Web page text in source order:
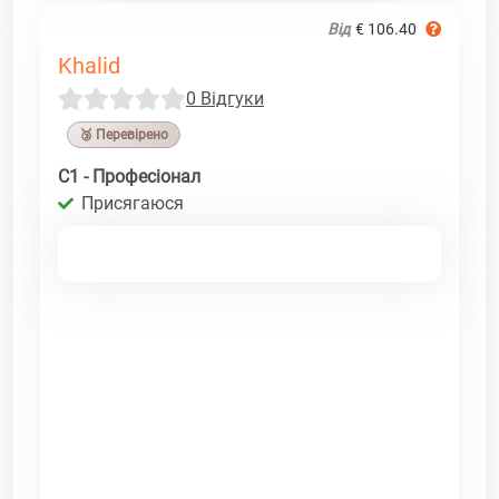
Від € 106.40
Khalid
0 Відгуки
🥉 Перевірено
C1 - Професіонал
Присягаюся